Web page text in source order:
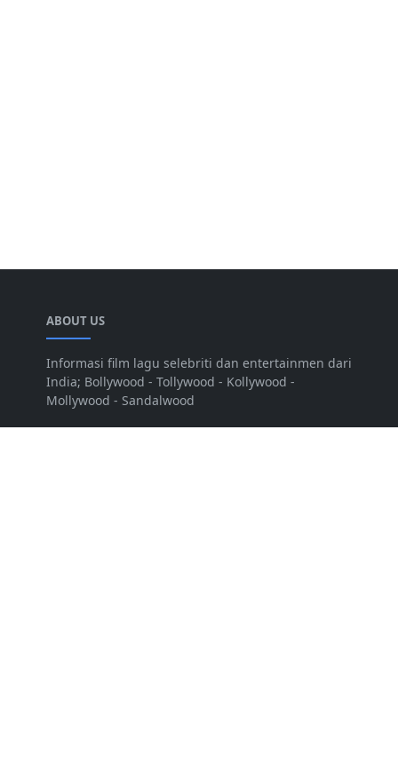
ABOUT US
Informasi film lagu selebriti dan entertainmen dari
India; Bollywood - Tollywood - Kollywood -
Mollywood - Sandalwood